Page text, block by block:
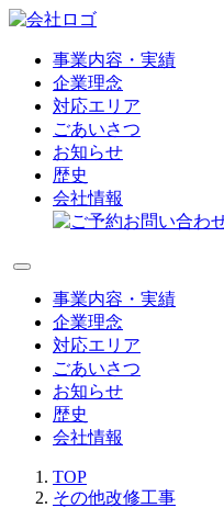
事業内容・実績
企業理念
対応エリア
ごあいさつ
お知らせ
歴史
会社情報
事業内容・実績
企業理念
対応エリア
ごあいさつ
お知らせ
歴史
会社情報
TOP
その他改修工事